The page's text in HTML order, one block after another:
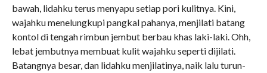
bawah, lidahku terus menyapu setiap pori kulitnya. Kini,
wajahku menelungkupi pangkal pahanya, menjilati batang
kontol di tengah rimbun jembut berbau khas laki-laki. Ohh,
lebat jembutnya membuat kulit wajahku seperti dijilati.
Batangnya besar, dan lidahku menjilatinya, naik lalu turun-